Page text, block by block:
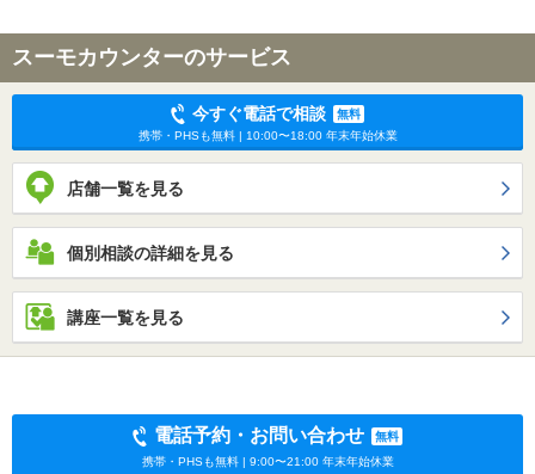
スーモカウンターのサービス
今すぐ電話で相談
無料
携帯・PHSも無料 | 10:00〜18:00 年末年始休業
店舗一覧を見る
個別相談の詳細を見る
講座一覧を見る
電話予約・お問い合わせ
無料
携帯・PHSも無料 | 9:00〜21:00 年末年始休業